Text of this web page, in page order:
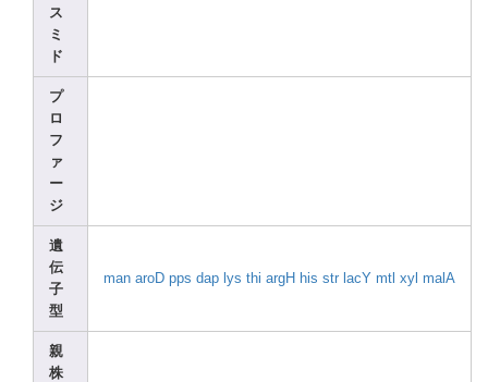
ス
ミ
ド
プ
ロ
フ
ァ
ー
ジ
遺
伝
子
型
man aroD pps dap lys thi argH his str lacY mtl xyl malA
親
株